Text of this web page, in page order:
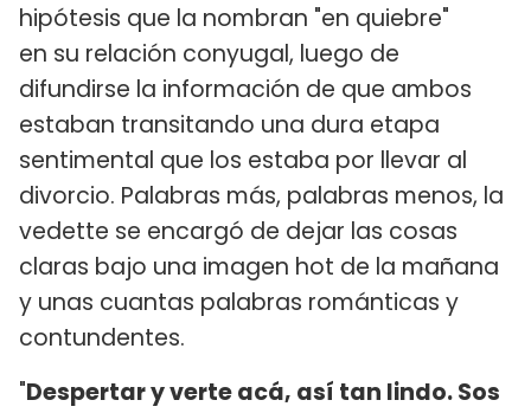
hipótesis que la nombran "en quiebre"
en su relación conyugal, luego de
difundirse la información de que ambos
estaban transitando una dura etapa
sentimental que los estaba por llevar al
divorcio. Palabras más, palabras menos, la
vedette se encargó de dejar las cosas
claras bajo una imagen hot de la mañana
y unas cuantas palabras románticas y
contundentes.
"Despertar y verte acá, así tan lindo. Sos